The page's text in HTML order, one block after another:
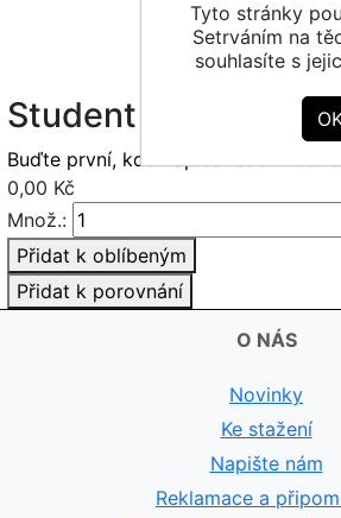
Student
Buďte první, kdo napíše recenzi
0,00 Kč
Množ.:
Přidat k oblíbeným
Přidat k porovnání
O NÁS
Novinky
Ke stažení
Napište nám
Reklamace a
Tyto stránky
Setrváním na
souhlasíte s